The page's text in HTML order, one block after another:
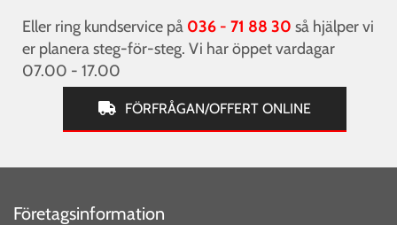
Eller ring kundservice på 036 - 71 88 30 så hjälper vi
er planera steg-för-steg. Vi har öppet vardagar
07.00 - 17.00
FÖRFRÅGAN/OFFERT ONLINE
Företagsinformation